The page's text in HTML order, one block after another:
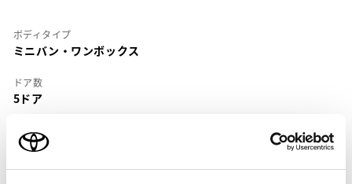
ボディタイプ
ミニバン・ワンボックス
ドア数
5ドア
乗車定員
8名